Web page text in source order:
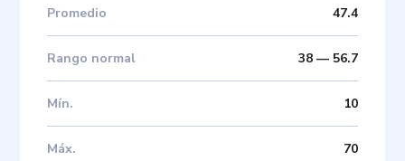
Promedio 47.4
Rango normal 38— 56.7
Mín. 10
Máx. 70